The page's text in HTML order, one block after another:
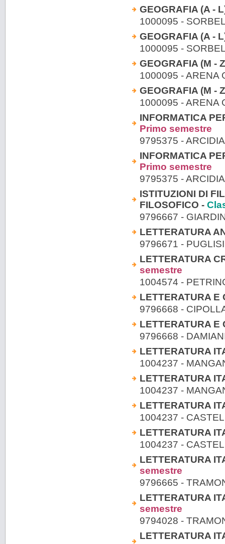
GEOGRAFIA (A -
1000095 -
GEOGRAFIA (A -
1000095 -
GEOGRAFIA (M -
1000095 - ARENA
GEOGRAFIA (M -
1000095 - ARENA
INFORMATICA
Primo semestre
9795375 -
INFORMATICA
Primo semestre
9795375 -
ISTITUZIONI DI
FILOSOFICO -
9796667 -
LETTERATURA
9796671 -
LETTERATURA
semestre
1004574 -
LETTERATURA E
9796668 -
LETTERATURA E
9796668 -
LETTERATURA
1004237 -
LETTERATURA
1004237 -
LETTERATURA
1004237 -
LETTERATURA
1004237 -
LETTERATURA
semestre
9796665 -
LETTERATURA
semestre
9794028 -
LETTERATURA